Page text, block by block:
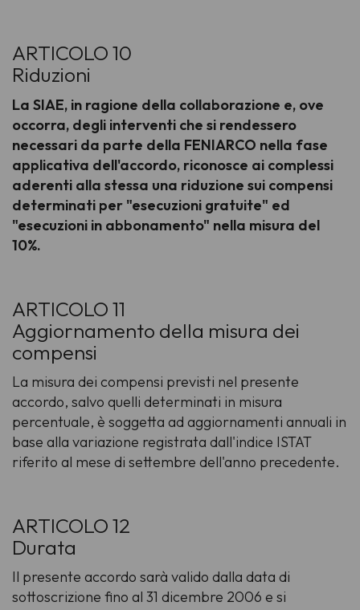
ARTICOLO 10
Riduzioni
La SIAE, in ragione della collaborazione e, ove
occorra, degli interventi che si rendessero
necessari da parte della FENIARCO nella fase
applicativa dell'accordo, riconosce ai complessi
aderenti alla stessa una riduzione sui compensi
determinati per "esecuzioni gratuite" ed
"esecuzioni in abbonamento" nella misura del
10%.
ARTICOLO 11
Aggiornamento della misura dei
compensi
La misura dei compensi previsti nel presente
accordo, salvo quelli determinati in misura
percentuale, è soggetta ad aggiornamenti annuali in
base alla variazione registrata dall'indice ISTAT
riferito al mese di settembre dell'anno precedente.
ARTICOLO 12
Durata
Il presente accordo sarà valido dalla data di
sottoscrizione fino al 31 dicembre 2006 e si